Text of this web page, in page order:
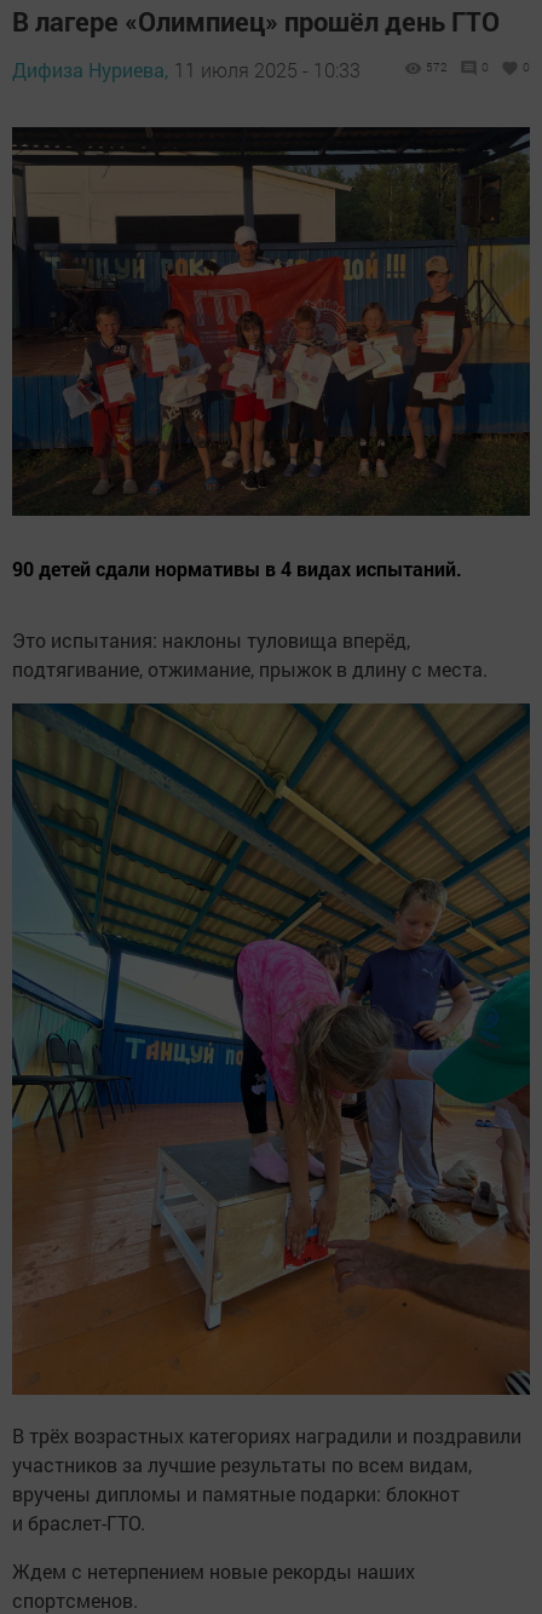
В лагере «Олимпиец» прошёл день ГТО
Дифиза Нуриева, 11 июля 2025 - 10:33 572 0 0
90 детей сдали нормативы в 4 видах испытаний.
Это испытания: наклоны туловища вперёд,
подтягивание, отжимание, прыжок в длину с места.
В трёх возрастных категориях наградили и поздравили
участников за лучшие результаты по всем видам,
вручены дипломы и памятные подарки: блокнот
и браслет-ГТО.
Ждем с нетерпением новые рекорды наших
спортсменов.